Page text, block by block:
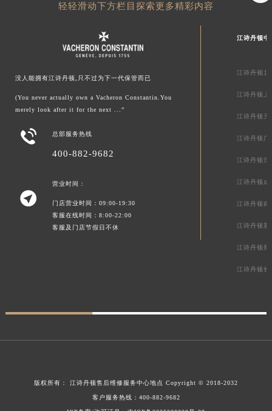
轻轻滑动下方栏目探索更多精彩内容
没人能拥有江诗丹顿,只不过为下一代保管而已
(You never actually own a Vacheron Constantin.You
merely look after it for the next ...”
 总部服务热线
400-882-9682

营业时间：
门店营业时间：09:00-19:30
客服在线时间：8:00-22:00
客服及门店节假日不休
江诗丹顿中
江诗丹顿北
江诗丹顿上
江诗丹顿天
江诗丹顿广
江诗丹顿深
江诗丹顿成
江诗丹顿南
江诗丹顿重
江诗丹顿郑
江诗丹顿长
版权所有： 江诗丹顿售后维修服务中心地点 Copyright © 2018-2032
客户服务热线： 400-882-9682